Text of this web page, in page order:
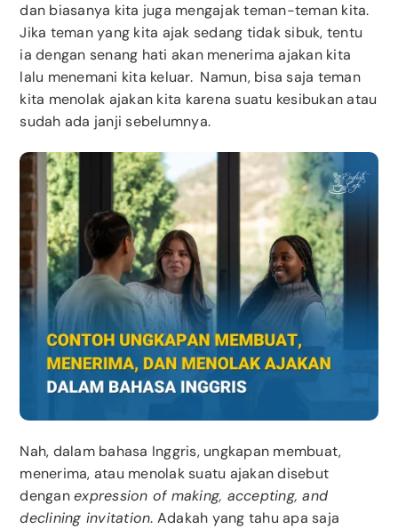
dan biasanya kita juga mengajak teman-teman kita.
Jika teman yang kita ajak sedang tidak sibuk, tentu
ia dengan senang hati akan menerima ajakan kita
lalu menemani kita keluar. Namun, bisa saja teman
kita menolak ajakan kita karena suatu kesibukan atau
sudah ada janji sebelumnya.
Nah, dalam bahasa Inggris, ungkapan membuat,
menerima, atau menolak suatu ajakan disebut
denganexpression of making, accepting, and
declining invitation. Adakah yang tahu apa saja